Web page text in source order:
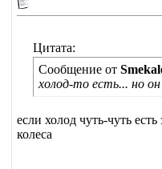
Цитата:
Сообщение от
холод-то есть... но
если холод чуть-чуть
колеса